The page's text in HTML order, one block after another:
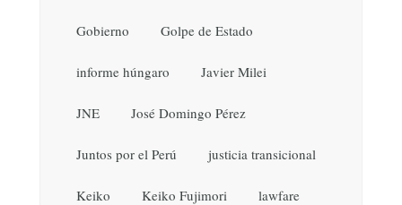
Gobierno Golpe de Estado
informe húngaro Javier Milei
JNE José Domingo Pérez
Juntos por el Perú justicia transicional
Keiko Keiko Fujimori lawfare